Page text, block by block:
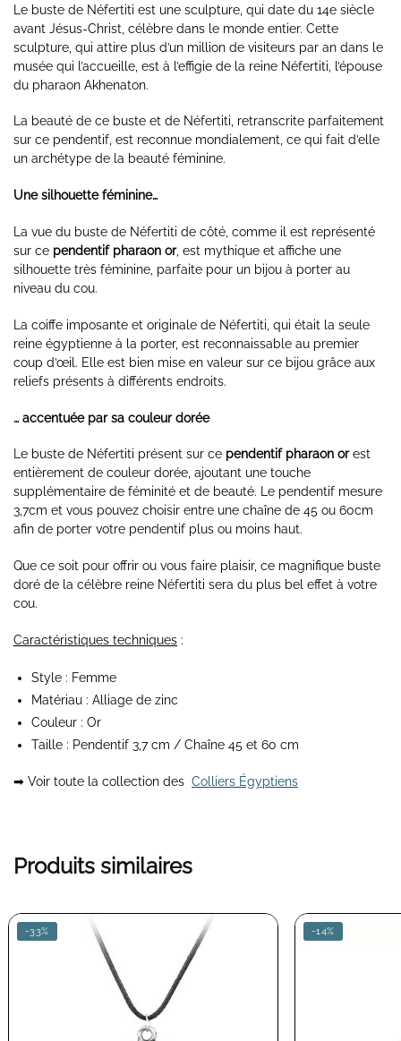
Le buste de Néfertiti est une sculpture, qui date du 14e siècle
avant Jésus-Christ, célèbre dans le monde entier. Cette
sculpture, qui attire plus d’un million de visiteurs par an dans le
musée qui l’accueille, est à l’effigie de la reine Néfertiti, l’épouse
du pharaon Akhenaton.
La beauté de ce buste et de Néfertiti, retranscrite parfaitement
sur ce pendentif, est reconnue mondialement, ce qui fait d’elle
un archétype de la beauté féminine.
Une silhouette féminine…
La vue du buste de Néfertiti de côté, comme il est représenté
sur ce pendentif pharaon or, est mythique et affiche une
silhouette très féminine, parfaite pour un bijou à porter au
niveau du cou.
La coiffe imposante et originale de Néfertiti, qui était la seule
reine égyptienne à la porter, est reconnaissable au premier
coup d’œil. Elle est bien mise en valeur sur ce bijou grâce aux
reliefs présents à différents endroits.
… accentuée par sa couleur dorée
Le buste de Néfertiti présent sur ce pendentif pharaon orest
entièrement de couleur dorée, ajoutant une touche
supplémentaire de féminité et de beauté. Le pendentif mesure
3,7cm et vous pouvez choisir entre une chaîne de 45 ou 60cm
afin de porter votre pendentif plus ou moins haut.
Que ce soit pour offrir ou vous faire plaisir, ce magnifique buste
doré de la célèbre reine Néfertiti sera du plus bel effet à votre
cou.
Caractéristiques techniques :
Style : Femme
Matériau : Alliage de zinc
Couleur : Or
Taille : Pendentif 3,7 cm / Chaîne 45 et 60 cm
➡ Voir toute la collection des Colliers Égyptiens
Produits similaires
-33% -14%